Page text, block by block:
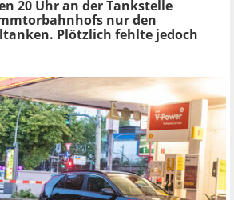
20 Uhr an der Tankstelle
nur den
Plötzlich fehlte jedoch